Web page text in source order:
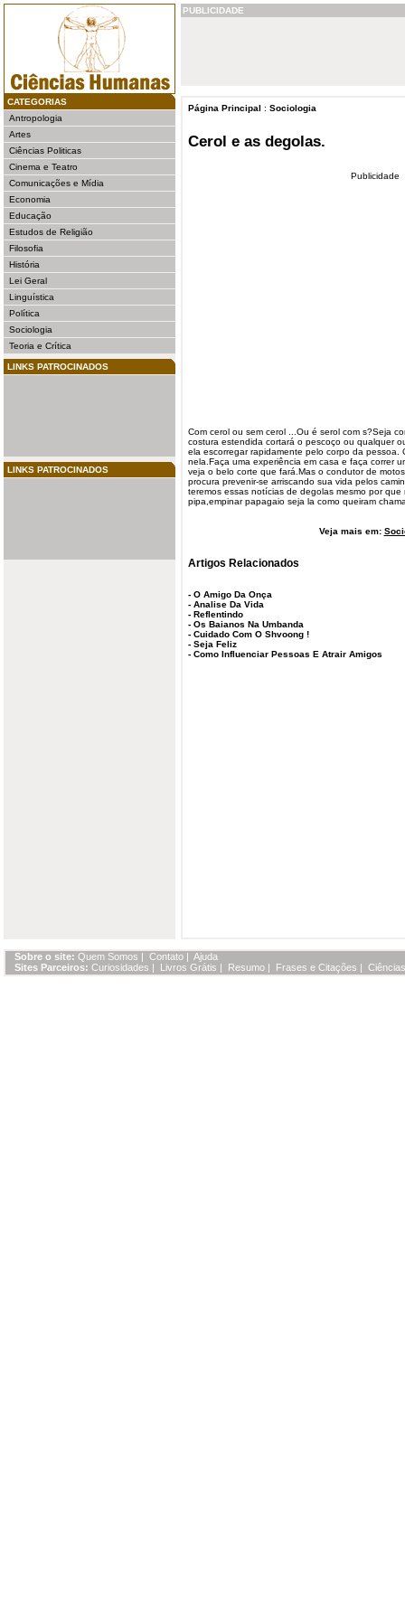
CATEGORIAS
Antropologia
Artes
Ciências Politicas
Cinema e Teatro
Comunicações e Mídia
Economia
Educação
Estudos de Religião
Filosofia
História
Lei Geral
Linguística
Política
Sociologia
Teoria e Crítica
LINKS PATROCINADOS
LINKS PATROCINADOS
PUBLICIDADE
Página Principal : Sociologia
Cerol e as degolas.
Publicidade
Com cerol ou sem cerol ...Ou é serol com s?Seja
costura estendida cortará o pescoço ou qualquer
ela escorregar rapidamente pelo corpo da pessoa.
nela.Faça uma experiência em casa e faça correr
veja o belo corte que fará.Mas o condutor de motos
procura prevenir-se arriscando sua vida pelos
teremos essas notícias de degolas mesmo por que
pipa,empinar papagaio seja la como queiram
Veja mais em:
Artigos Relacionados
- O Amigo Da Onça
- Analise Da Vida
- Reflentindo
- Os Baianos Na Umbanda
- Cuidado Com O Shvoong !
- Seja Feliz
- Como Influenciar Pessoas E Atrair Amigos
Sobre o site: Quem Somos | Contato | Ajuda
Sites Parceiros: Curiosidades | Livros Grátis | Resumo | Frases e Citações |